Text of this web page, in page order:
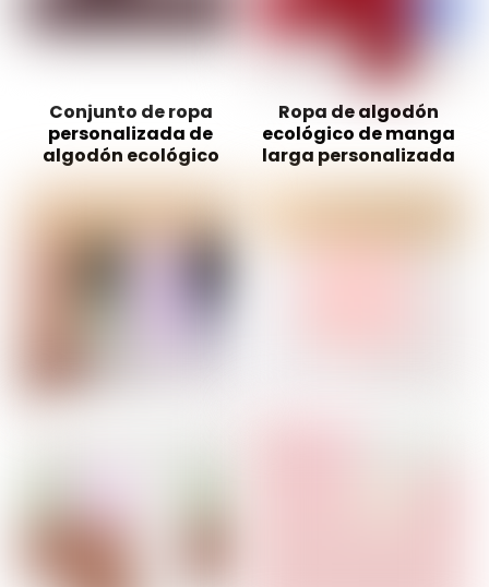
Conjunto de ropa
personalizada de
algodón ecológico
Ropa de algodón
ecológico de manga
larga personalizada